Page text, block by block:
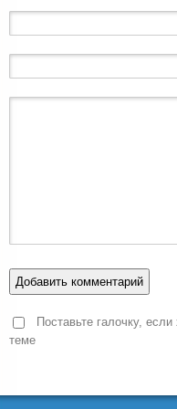
Поставьте галочку,
теме